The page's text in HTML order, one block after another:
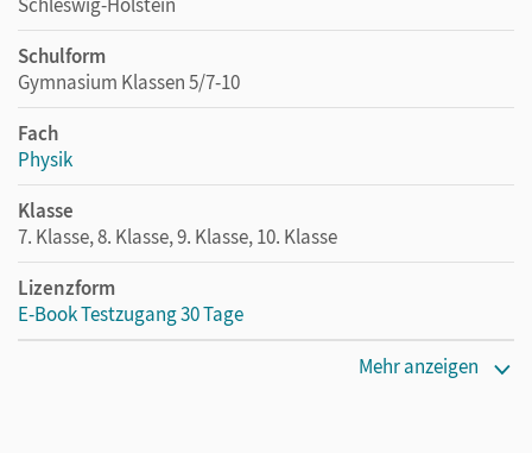
Schulform
Gymnasium Klassen 5/7-10
Fach
Physik
Klasse
7. Klasse, 8. Klasse, 9. Klasse, 10. Klasse
Lizenzform
E-Book Testzugang 30 Tage
Mehr anzeigen